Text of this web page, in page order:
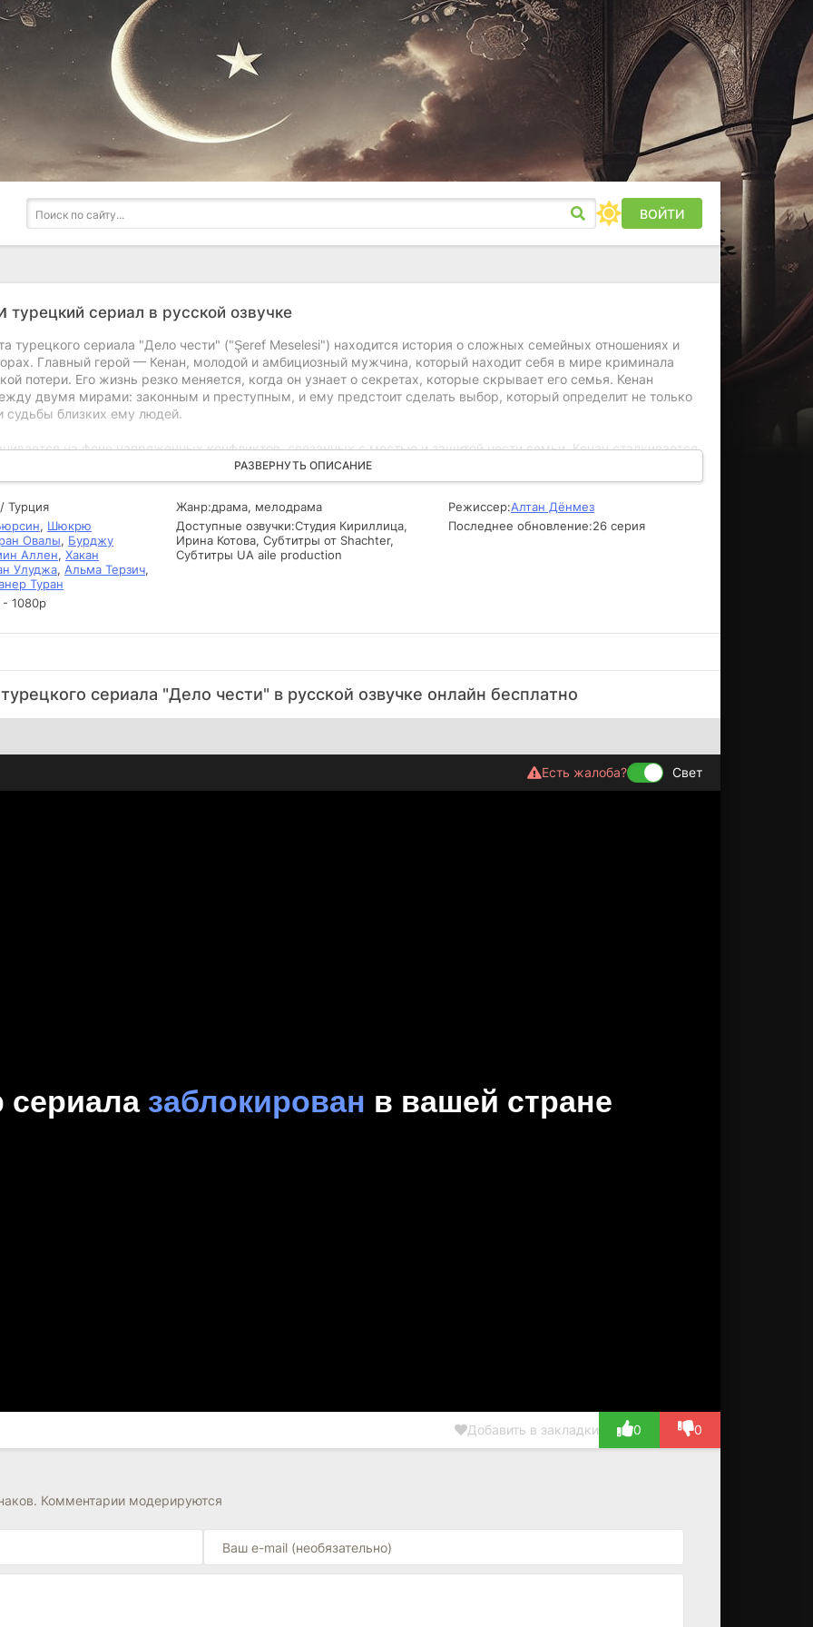
ВОЙТИ
турецкий сериал в русской озвучке
турецкого сериала "Дело чести" ("Şeref Meselesi") находится история о сложных семейных отношениях и
Главный герой — Кенан, молодой и амбициозный мужчина, который находит себя в мире криминала
потери. Его жизнь резко меняется, когда он узнает о секретах, которые скрывает его семья. Кенан
двумя мирами: законным и преступным, и ему предстоит сделать выбор, который определит не только
судьбы близких ему людей.
на фоне напряженных конфликтов, связанных с местью и защитой чести семьи. Кенан сталкивается
со стороны влиятельных криминальных группировок, которые угрожают его близким. Постепенно на
тайны прошлого, которые ставят под сомнение все, что он знал о своих родных. В этом мире, где
роскошью, Кенан должен найти способ защитить тех, кого любит, и разобраться в запутанных
его окружают. С каждой новой серией зритель погружается в мир интриг и неожиданных поворотов, где
может иметь фатальные последствия.
РАЗВЕРНУТЬ ОПИСАНИЕ
Турция Жанр:драма, мелодрама Режиссер:Алтан Дёнмез
, Шюкрю
Овалы, Бурджу
Аллен, Хакан
Улуджа, Альма Терзич,
Туран
Доступные озвучки:Студия Кириллица,
Ирина Котова, Субтитры от Shachter,
Субтитры UA aile production
Последнее обновление:26 серия
- 1080р
cepиaлa "Дело чести" в pуccкoй oзвучкe oнлaйн бecплaтнo
Есть жалоба? Свет
Добавить в закладки 0 0
Комментарии модерируются